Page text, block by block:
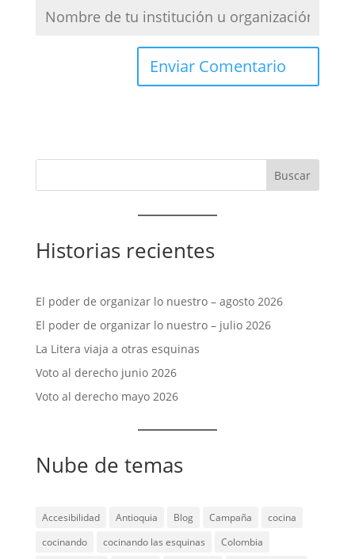
Historias recientes
El poder de organizar lo nuestro – agosto 2026
El poder de organizar lo nuestro – julio 2026
La Litera viaja a otras esquinas
Voto al derecho junio 2026
Voto al derecho mayo 2026
Nube de temas
Accesibilidad Antioquia Blog Campaña
cocina
cocinando
cocinando las esquinas
Colombia